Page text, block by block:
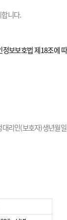
니다.
보보호법 제18조에
리인(보호자)생년월